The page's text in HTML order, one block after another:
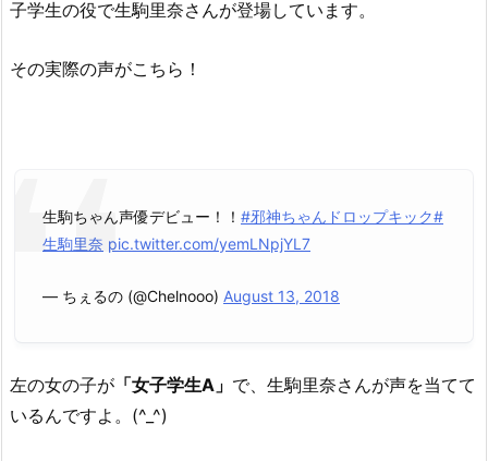
子学生の役で生駒里奈さんが登場しています。
その実際の声がこちら！
生駒ちゃん声優デビュー！！ #邪神ちゃんドロップキック#
生駒里奈 pic.twitter.com/yemLNpjYL7
— ちぇるの (@Chelnooo) August 13, 2018
左の女の子が 「女子学生A」 で、生駒里奈さんが声を当てて
いるんですよ。(^_^)